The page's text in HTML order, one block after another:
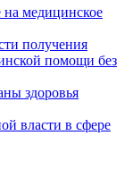
на медицинское
получения
помощи без
здоровья
власти в сфере